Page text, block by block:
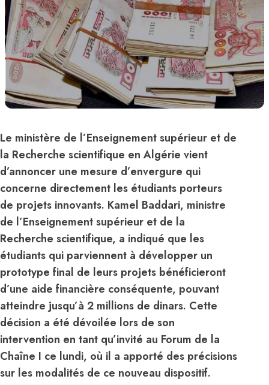
Le ministère de l’Enseignement supérieur et de
la Recherche scientifique en Algérie vient
d’annoncer une mesure d’envergure qui
concerne directement les étudiants porteurs
de projets innovants. Kamel Baddari, ministre
de l’Enseignement supérieur et de la
Recherche scientifique, a indiqué que les
étudiants qui parviennent à développer un
prototype final de leurs projets bénéficieront
d’une aide financière conséquente, pouvant
atteindre jusqu’à 2 millions de dinars. Cette
décision a été dévoilée lors de son
intervention en tant qu’invité au Forum de la
Chaîne I ce lundi, où il a apporté des précisions
sur les modalités de ce nouveau dispositif.